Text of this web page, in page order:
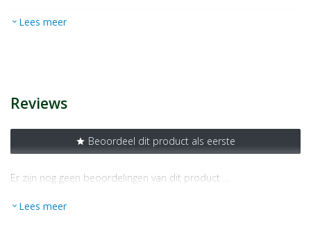
EAN
expand_more Lees meer
Reviews
star Beoordeel dit product als eerste
Er zijn nog geen beoordelingen van dit product …
expand_more Lees meer